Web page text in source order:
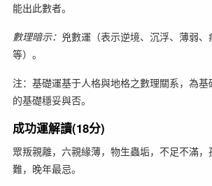
能出此數者。
數理暗示： 兇數運（表示逆境、沉浮、薄弱
等）。
注：基礎運基于人格與地格之數理關系，為
的基礎穩妥與否。
成功運解讀(18分)
眾叛親離，六親緣薄，物生蟲垢，不足不滿
難，晚年最忌。